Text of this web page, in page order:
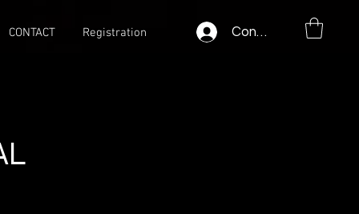
CONTACT Registration Connexion